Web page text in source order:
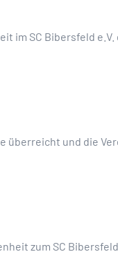
im SC Bibersfeld e.V.
überreicht und die
zum SC